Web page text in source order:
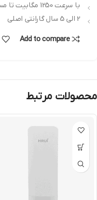
با سرعت 1250 مگابیت تا مسافت 20 کیلومتر
2 الی 5 سال گارانتی اصلی
Add to compare
محصولات مرتبط